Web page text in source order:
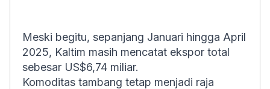
Meski begitu, sepanjang Januari hingga April
2025, Kaltim masih mencatat ekspor total
sebesar US$6,74 miliar.
Komoditas tambang tetap menjadi raja